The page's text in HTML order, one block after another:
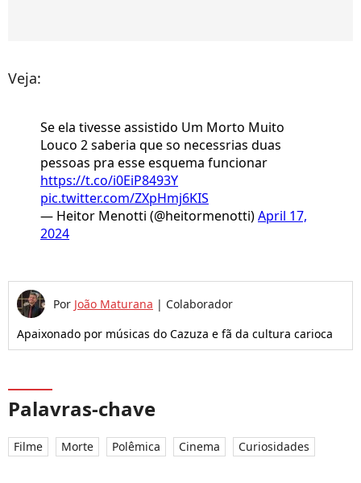
Veja:
Se ela tivesse assistido Um Morto Muito
Louco 2 saberia que so necessrias duas
pessoas pra esse esquema funcionar
https://t.co/i0EiP8493Y
pic.twitter.com/ZXpHmj6KIS
— Heitor Menotti (@heitormenotti)April 17,
2024
Por João Maturana | Colaborador
Apaixonado por músicas do Cazuza e fã da cultura carioca
Palavras-chave
Filme Morte Polêmica Cinema Curiosidades